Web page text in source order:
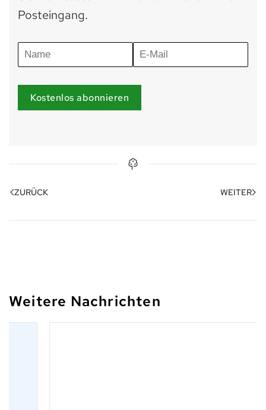
Posteingang.
Kostenlos abonnieren
ZURÜCK WEITER
Weitere Nachrichten